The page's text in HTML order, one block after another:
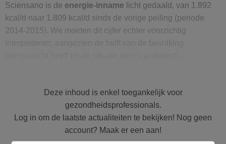
Sciensano is de energie-inname licht gedaald, van 1.892
kcal/d naar 1.809 kcal/d sinds de vorige peiling (periode
2014-2015). We moeten dit cijfer echter voorzichtig
daalde van 45% naar 43% van de energie (de Hoge
Gezondheidsraad – HGR – beveelt 50% tot 55% van de
energie aan). Totale suikersdaalden van 20% naar 19%
van de energie, wat niet erg nuttige informatie is omdat er in
ons land geen aanbeveling is voor totale suikers. Helaas
Deze inhoud is enkel toegankelijk voor
gezondheidsprofessionals.
Log in om de laatste actualiteiten te bekijken! Nog geen
account? Maak er een aan!